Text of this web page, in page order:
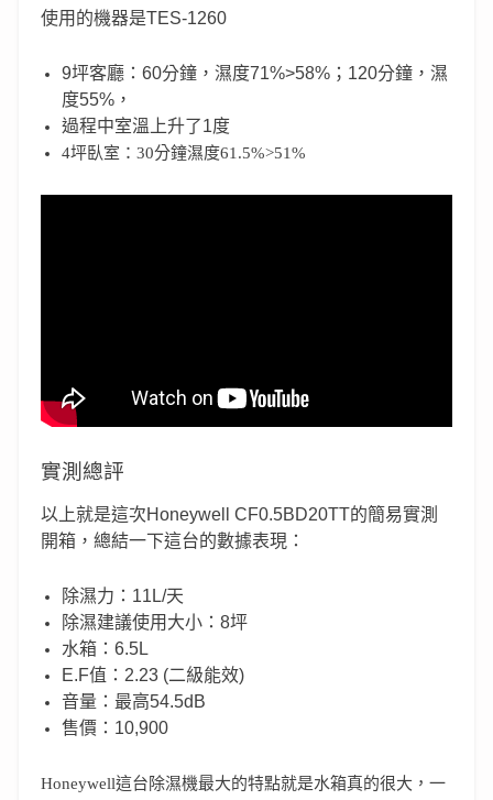
使用的機器是TES-1260
9坪客廳：60分鐘，濕度71%>58%；120分鐘，濕
度55%，
過程中室溫上升了1度
4坪臥室：30分鐘濕度61.5%>51%
實測總評
以上就是這次Honeywell CF0.5BD20TT的簡易實測
開箱，總結一下這台的數據表現：
除濕力：11L/天
除濕建議使用大小：8坪
水箱：6.5L
E.F值：2.23 (二級能效)
音量：最高54.5dB
售價：10,900
Honeywell這台除濕機最大的特點就是水箱真的很大，一